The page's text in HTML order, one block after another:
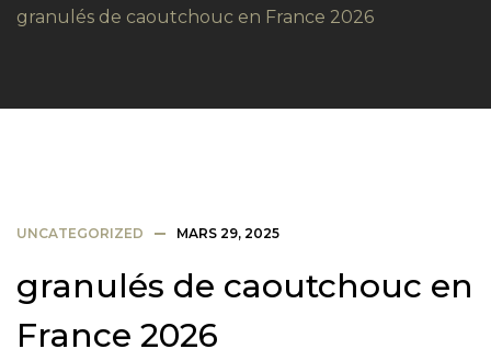
granulés de caoutchouc en France 2026
UNCATEGORIZED MARS 29, 2025
granulés de caoutchouc en
France 2026